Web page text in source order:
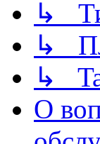
↳
↳
↳
О